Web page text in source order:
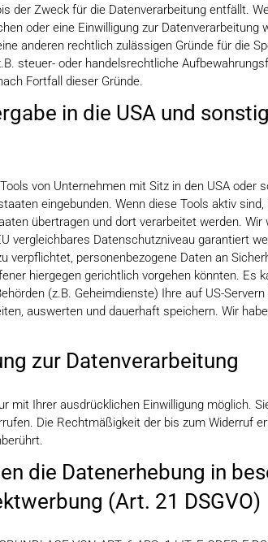
der Zweck für die Datenverarbeitung entfällt.
oder eine Einwilligung zur Datenverarbeitung
anderen rechtlich zulässigen Gründe für die
steuer- oder handelsrechtliche
Fortfall dieser Gründe.
in die USA und
von Unternehmen mit Sitz in den USA oder
eingebunden. Wenn diese Tools aktiv sind,
übertragen und dort verarbeitet werden. Wir
vergleichbares Datenschutzniveau garantiert
verpflichtet, personenbezogene Daten an
hiergegen gerichtlich vorgehen könnten. Es
(z.B. Geheimdienste) Ihre auf US-
auswerten und dauerhaft speichern. Wir
zur Datenverarbeitung
mit Ihrer ausdrücklichen Einwilligung möglich.
Die Rechtmäßigkeit der bis zum Widerruf
die Datenerhebung in
(Art. 21 DSGVO)